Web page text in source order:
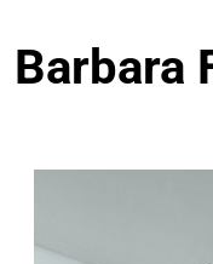
Barbara